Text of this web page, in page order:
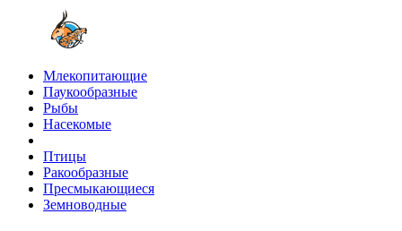
Млекопитающие
Паукообразные
Рыбы
Насекомые
Птицы
Ракообразные
Пресмыкающиеся
Земноводные